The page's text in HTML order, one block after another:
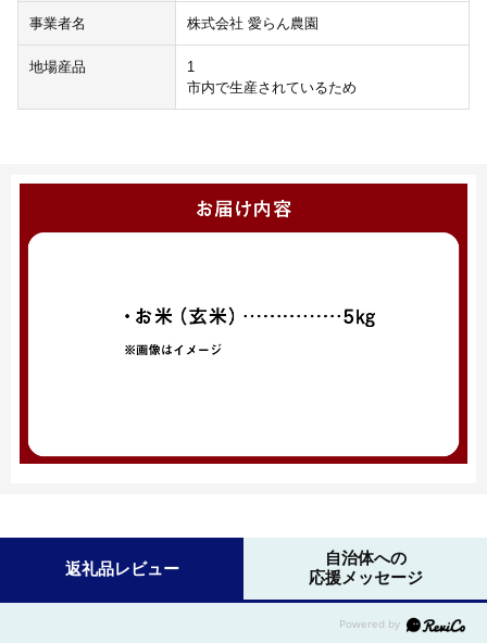
事業者名 株式会社 愛らん農園
地場産品
1
市内で生産されているため
返礼品レビュー
自治体への
応援メッセージ